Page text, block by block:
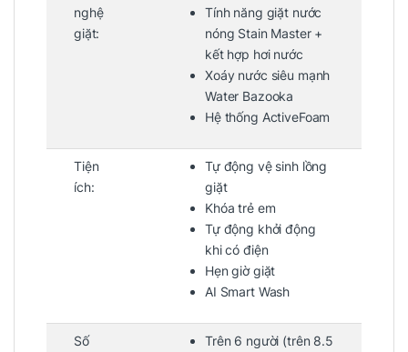
nghệ
giặt:
Tính năng giặt nước
nóng Stain Master +
kết hợp hơi nước
Xoáy nước siêu mạnh
Water Bazooka
Hệ thống ActiveFoam
Tiện
ích:
Tự động vệ sinh lồng
giặt
Khóa trẻ em
Tự động khởi động
khi có điện
Hẹn giờ giặt
AI Smart Wash
Số Trên 6 người (trên 8.5